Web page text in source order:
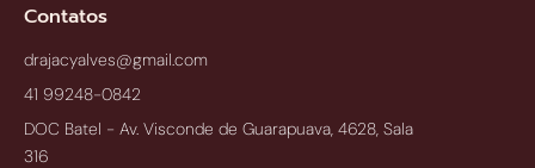
Contatos
drajacyalves@gmail.com
41 99248-0842
DOC Batel - Av. Visconde de Guarapuava, 4628, Sala
316